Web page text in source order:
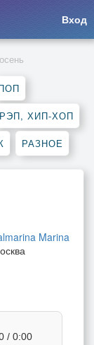
Вход
РЭП, ХИП-ХОП
РАЗНОЕ
Marina
/ 0:00